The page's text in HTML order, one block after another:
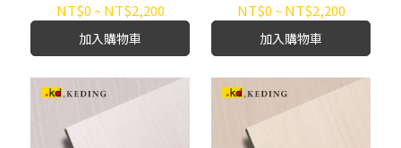
NT$0~NT$2,200
加入購物車
NT$0~NT$2,200
加入購物車